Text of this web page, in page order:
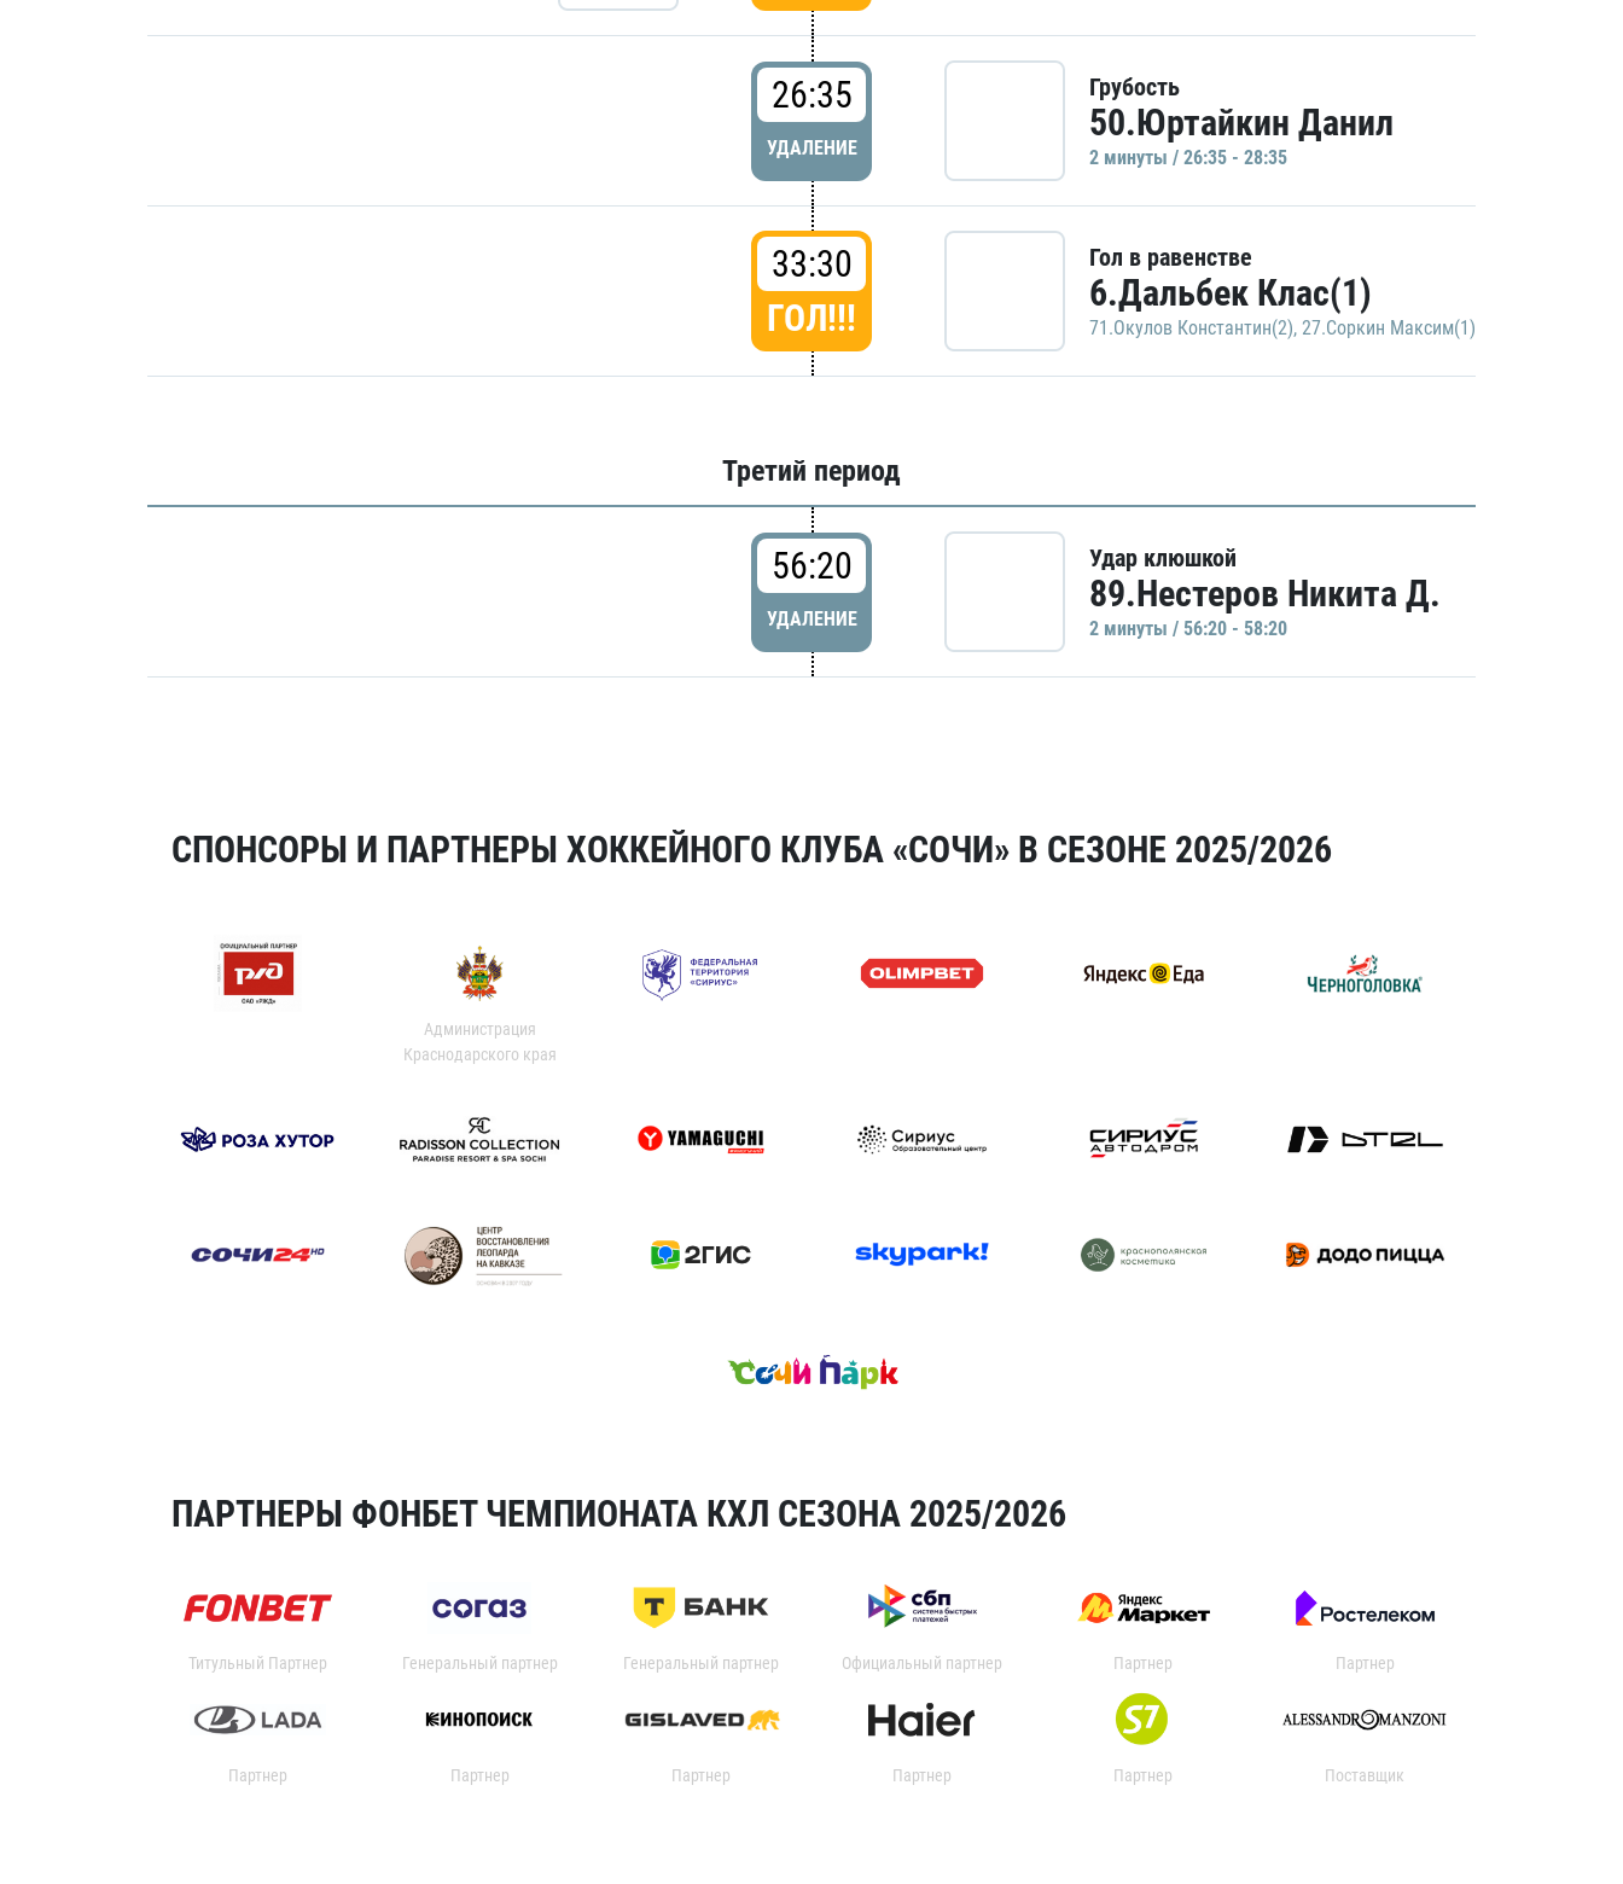
26:35
УДАЛЕНИЕ
Грубость
50.Юртайкин Данил
2 минуты / 26:35 - 28:35
33:30
ГОЛ!!!
Гол в равенстве
6.Дальбек Клас(1)
71.Окулов Константин(2), 27.Соркин Максим(1)
Третий период
56:20
УДАЛЕНИЕ
Удар клюшкой
89.Нестеров Никита Д.
2 минуты / 56:20 - 58:20
СПОНСОРЫ И ПАРТНЕРЫ ХОККЕЙНОГО КЛУБА «СОЧИ» В СЕЗОНЕ 2025/2026
Администрация
Краснодарского края
ПАРТНЕРЫ ФОНБЕТ ЧЕМПИОНАТА КХЛ СЕЗОНА 2025/2026
Титульный Партнер Генеральный партнер Генеральный партнер Официальный партнер Партнер Партнер
Партнер Партнер Партнер Партнер Партнер Поставщик